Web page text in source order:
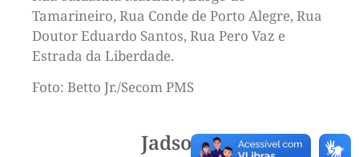
Tamarineiro, Rua Conde de Porto Alegre, Rua
Doutor Eduardo Santos, Rua Pero Vaz e
Estrada da Liberdade.
Foto: Betto Jr./Secom PMS
Jadson Luigi